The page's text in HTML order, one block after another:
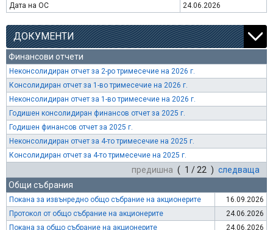
Дата на ОС
24.06.2026
ДОКУМЕНТИ
Финансови отчети
Неконсолидиран отчет за 2-ро тримесечие на 2026 г.
Консолидиран отчет за 1-во тримесечие на 2026 г.
Неконсолидиран отчет за 1-во тримесечие на 2026 г.
Годишен консолидиран финансов отчет за 2025 г.
Годишен финансов отчет за 2025 г.
Неконсолидиран отчет за 4-то тримесечие на 2025 г.
Консолидиран отчет за 4-то тримесечие на 2025 г.
предишна ( 1 / 22 ) следваща
Общи събрания
Покана за извънредно общо събрание на акционерите
16.09.2026
Протокол от общо събрание на акционерите
24.06.2026
Покана за общо събрание на акционерите
24.06.2026